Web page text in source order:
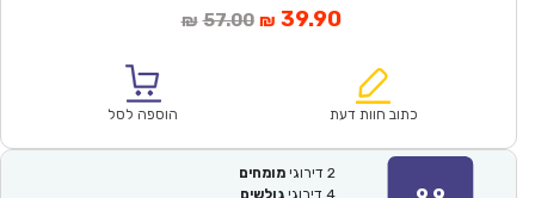
₪ 57.00המחיר
₪57.00.
₪ 39.90המחיר
הוא:
כתוב חוות דעת הוספה לסל
2 דירוגי מומחים